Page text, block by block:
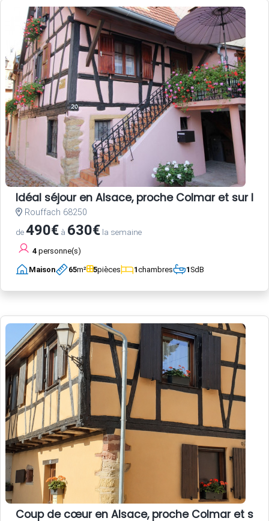
Idéal séjour en Alsace, proche Colmar et sur la
Rouffach 68250
de490€ à 630€ la semaine
4 personne(s)
Maison 65m² 5pièces 1chambres 1SdB
Coup de cœur en Alsace, proche Colmar et